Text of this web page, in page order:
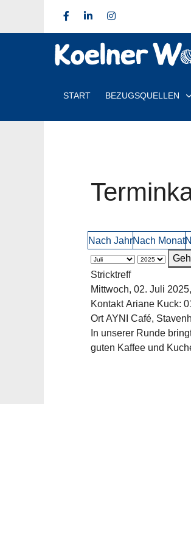
START BEZUGSQUELLEN
Nach JahrNach Monat
Stricktreff
Mittwoch, 02. Juli
KontaktAriane Kuck:
OrtAYNI Café,
In unserer Runde
guten Kaffee und